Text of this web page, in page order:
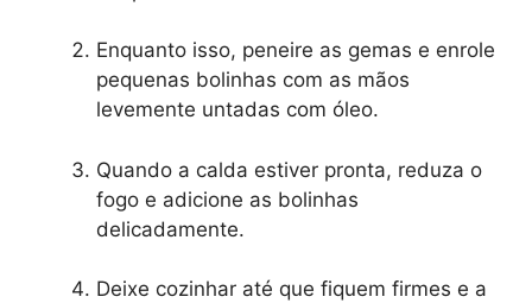
Enquanto isso, peneire as gemas e enrole
pequenas bolinhas com as mãos
levemente untadas com óleo.
Quando a calda estiver pronta, reduza o
fogo e adicione as bolinhas
delicadamente.
Deixe cozinhar até que fiquem firmes e a